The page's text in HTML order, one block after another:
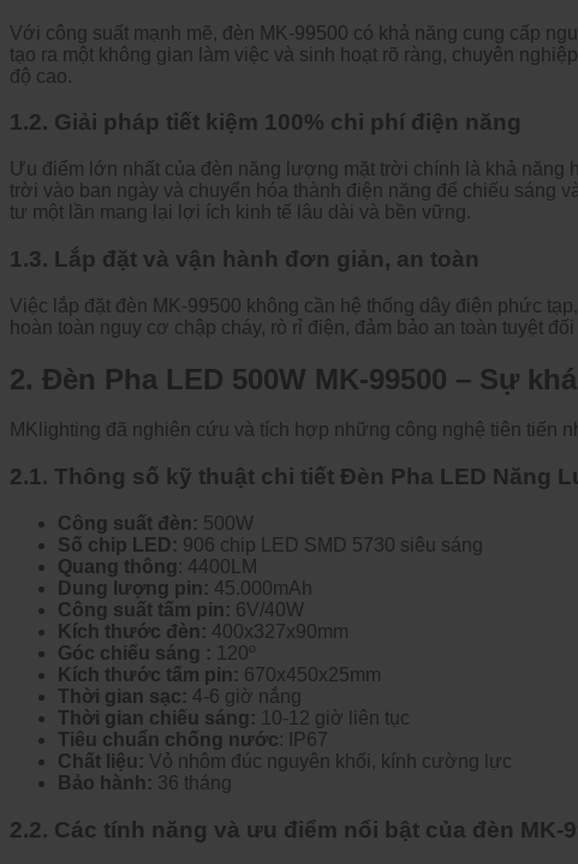
Với công suất mạnh mẽ, đèn MK-99500 có khả năng cung cấp
tạo ra một không gian làm việc và sinh hoạt rõ ràng, chuyên nghi
độ cao.
1.2. Giải pháp tiết kiệm 100% chi phí điện năng
Ưu điểm lớn nhất của đèn năng lượng mặt trời chính là khả năng
trời vào ban ngày và chuyển hóa thành điện năng để chiếu sáng
tư một lần mang lại lợi ích kinh tế l âu dài và bền vững.
1.3. Lắp đ ặt và vận hành đơn giản, an toàn
Việc lắp đặt đèn MK-99500 không cần hệ thống d ây điện phức
hoàn toàn nguy cơ chập cháy, rò rỉ điện, đảm bảo an toàn tuyệt đối
2. Đèn Pha LED 500W MK-99500 – Sự kh
MKlighting đã nghiên cứu và tích hợp những công nghệ tiên tiến
2.1. Thông số kỹ thuật chi tiết Đèn Pha LED Năng
Công suất đ èn: 500W
Số chip LED: 906 chip LED SMD 5730 siêu sáng
Quang thông : 4400LM
Dung l ượng pin: 45.000mAh
Công suất tấm pin: 6V/40W
Kích thước đ èn: 400x327x90mm
Góc chiếu sáng : 120º
Kích thước tấm pin: 670x450x25mm
Thời gian sạc: 4-6 giờ nắng
Thời gian chiếu sáng: 10-12 giờ liên tục
Tiêu chuẩn chống nước: IP67
Chất liệu: Vỏ nhôm đúc nguyên khối, kính cường lực
Bảo hành: 36 tháng
2.2. Các tính năng và ưu điểm nổi bật của đèn MK-